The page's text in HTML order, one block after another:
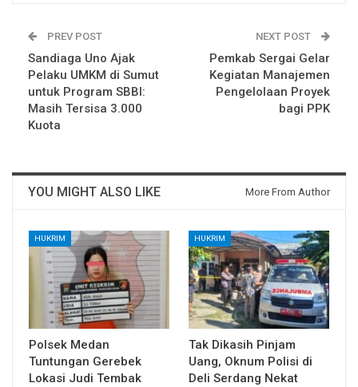
PREV POST
Sandiaga Uno Ajak
Pelaku UMKM di Sumut
untuk Program SBBI:
Masih Tersisa 3.000
Kuota
NEXT POST
Pemkab Sergai Gelar
Kegiatan Manajemen
Pengelolaan Proyek
bagi PPK
YOU MIGHT ALSO LIKE More From Author
HUKRIM
Polsek Medan
Tuntungan Gerebek
Lokasi Judi Tembak
HUKRIM
Tak Dikasih Pinjam
Uang, Oknum Polisi di
Deli Serdang Nekat